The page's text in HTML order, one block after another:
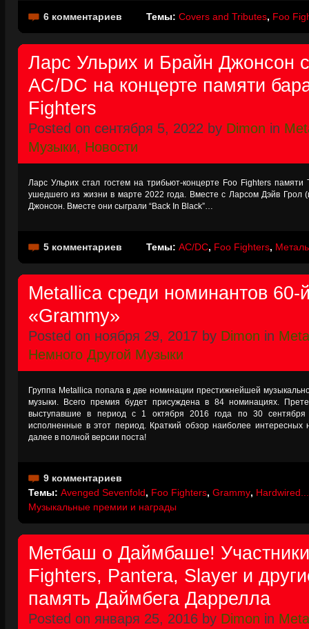
6 комментариев Темы: Covers and Tributes, Foo
Ларс Ульрих и Брайн Джонсон
AC/DC на концерте памяти
Fighters
Posted on сентября 5, 2022 by Dimon in
Музыки, Новости
Ларс Ульрих стал гостем на трибьют-концерте Foo Fighters
ушедшего из жизни в марте 2022 года. Вместе с Ларсом Дэйв Грол
Джонсон. Вместе они сыграли “Back In Black”…
5 комментариев Темы: AC/DC, Foo Fighters,
Metallica среди номинантов 60-
«Grammy»
Posted on ноября 29, 2017 by Dimon in
Немного Другой Музыки
Группа Metallica попала в две номинации престижнейшей
музыки. Всего премия будет присуждена в 84 номинациях.
выступавшие в период с 1 октября 2016 года по 30 сентября
исполненные в этот период. Краткий обзор наиболее
далее в полной версии поста!
9 комментариев
Темы: Avenged Sevenfold, Foo Fighters, Grammy,
Музыкальные премии и награды
Метбаш о Даймбаше!
Fighters, Pantera, Slayer и
память Даймбега Даррелла
Posted on января 25, 2016 by Dimon in